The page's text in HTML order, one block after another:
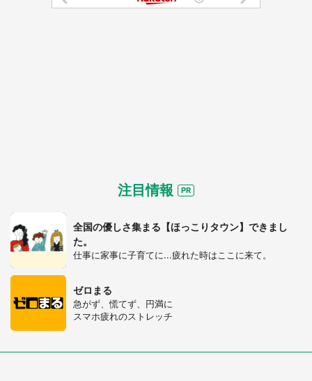
注目情報
全国の優しさ集まる【ほっこりタウン】できまし
た。
仕事に家事に子育てに...疲れた時はここに来て。
ゼロまる
急がず、慌てず、円満に
スマホ疲れのストレッチ